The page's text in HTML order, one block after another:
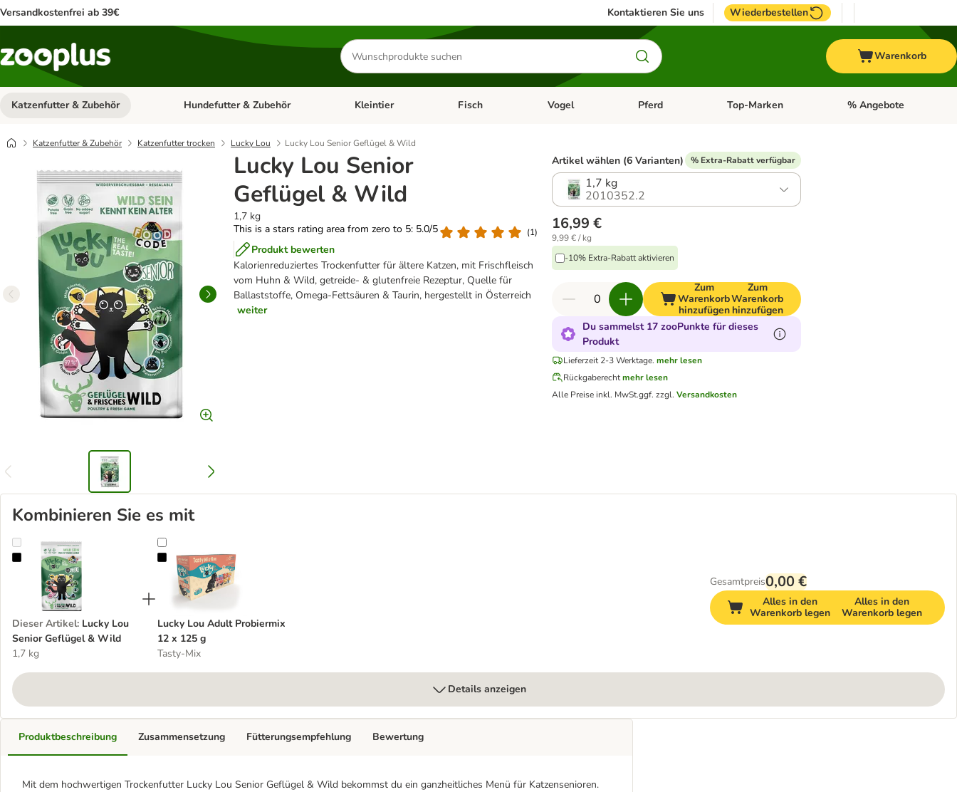
Versandkostenfrei ab 39€ Kontaktieren Sie uns Wiederbestellen
Produkte
suchen
Warenkorb
Katzenfutter & Zubehör Kategorie-Menü öffnen: Katzenfutter & Zubehör
Hundefutter & Zubehör Kategorie-Menü öffnen: Hundefutter & Zubehör
Kleintier Kategorie-Menü öffnen: Kleintier
Fisch Kategorie-Menü öffnen: Fisch
Vogel Kategorie-Menü öffnen: Vogel
Pferd Kategorie-Menü öffnen: Pferd
Top-Marken Kategorie-Menü öffnen:
% Angebote
Katzenfutter & Zubehör Katzenfutter trocken Lucky Lou Lucky Lou Senior Geflügel & Wild
Lucky Lou Senior
Geflügel & Wild
1,7 kg
This is a stars rating area from zero to 5: 5.0/5
(1)
Produkt bewerten
Kalorienreduziertes Trockenfutter für ältere Katzen, mit Frischfleisch
vom Huhn & Wild, getreide- & glutenfreie Rezeptur, Quelle für
Ballaststoffe, Omega-Fettsäuren & Taurin, hergestellt in Österreich
weiter
Artikel wählen (6 Varianten) % Extra-Rabatt verfügbar
1,7 kg
2010352.2
16,99 €
9,99 € / kg
-10% Extra-Rabatt aktivieren
Zum
Warenkorb
hinzufügen
Zum
Warenkorb
hinzufügen
Du sammelst 17 zooPunkte für dieses
Produkt
Lieferzeit 2-3 Werktage. mehr lesen
Rückgaberechtmehr lesen
Alle Preise inkl. MwSt.ggf. zzgl.Versandkosten
Kombinieren Sie es mit
Lucky Lou Senior Geflügel & Wild
Dieser Artikel: Lucky Lou
Senior Geflügel & Wild
1,7 kg
Lucky Lou Adult Probiermix 12 x 125 g
Lucky Lou Adult Probiermix
12 x 125 g
Tasty-Mix
Gesamtpreis0,00 €
Alles in den
Warenkorb legen
Alles in den
Warenkorb legen
Details anzeigen
Produktbeschreibung
Mit dem hochwertigen Trockenfutter Lucky Lou Senior Geflügel & Wild bekommst du ein ganzheitliches Menü für Katzensenioren.
Zusammensetzung Fütterungsempfehlung Bewertung